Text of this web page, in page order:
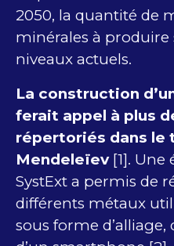
2050, la quantité de
minérales à produire
niveaux actuels.
La construction
ferait appel à plus
répertoriés dans le
Mendeleïev[1]. Une
SystExt a permis de
différents métaux
sous forme